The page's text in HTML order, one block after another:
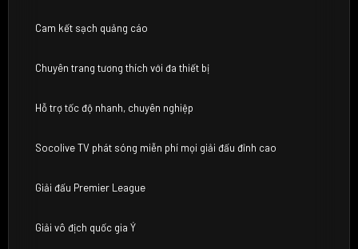
Cam kết sạch quảng cáo
Chuyên trang tương thích với đa thiết bị
Hỗ trợ tốc độ nhanh, chuyên nghiệp
Socolive TV phát sóng miễn phí mọi giải đấu đỉnh cao
Giải đấu Premier League
Giải vô địch quốc gia Ý